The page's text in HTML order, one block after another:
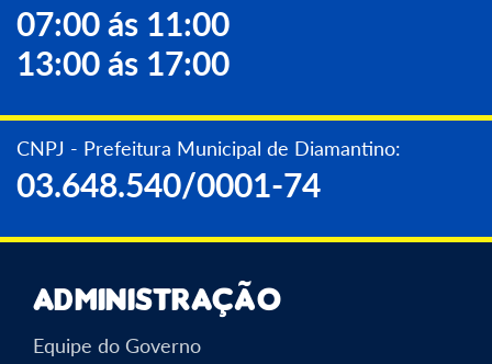
07:00 ás 11:00
13:00 ás 17:00
CNPJ - Prefeitura Municipal de Diamantino:
03.648.540/0001-74
Administração
Equipe do Governo